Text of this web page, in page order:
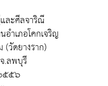
ละศีลจาริณี
ำเภอโคกเจริญ
วัดยางราก)
.ลพบุรี
๕๕๖